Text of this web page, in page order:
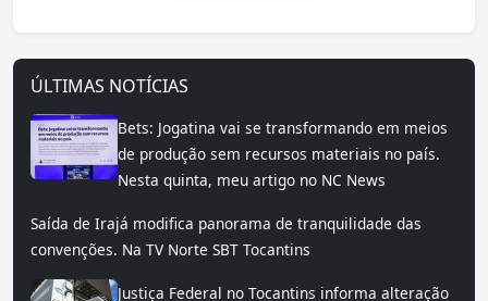
ÚLTIMAS NOTÍCIAS
Bets: Jogatina vai se transformando em meios
de produção sem recursos materiais no país.
Nesta quinta, meu artigo no NC News
Saída de Irajá modifica panorama de tranquilidade das
convenções. Na TV Norte SBT Tocantins
Justiça Federal no Tocantins informa alteração